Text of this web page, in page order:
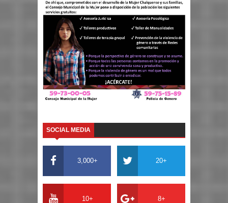
SOCIAL MEDIA
3,000+ 20+
10+ 8+